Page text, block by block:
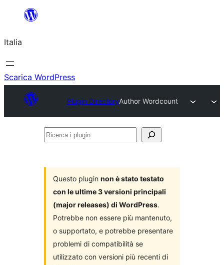
contenuto
Italia
Scarica WordPress
Plugin DirectoryAuthor Wordcount
Ricerca
Questo plugin non è stato testato
con le ultime 3 versioni principali
(major releases) di WordPress.
Potrebbe non essere più mantenuto,
o supportato, e potrebbe presentare
problemi di compatibilità se
utilizzato con versioni più recenti di